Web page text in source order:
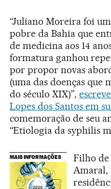
“Juliano Moreira foi
pobre da Bahia que
de medicina aos 14
formatura ganhou
por propor novas
(uma das doenças que
do século XIX)”,
Lopes dos Santos em
comemoração de seu
“Etiologia da syphilis
MAIS INFORMAÇÕES
Filho de
Amaral,